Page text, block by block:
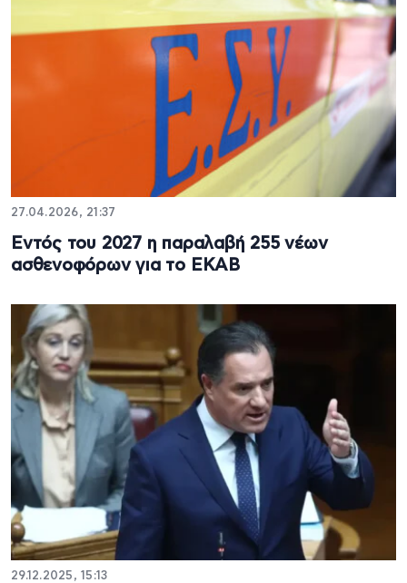
27.04.2026, 21:37
Εντός του 2027 η παραλαβή 255 νέων
ασθενοφόρων για το ΕΚΑΒ
29.12.2025, 15:13